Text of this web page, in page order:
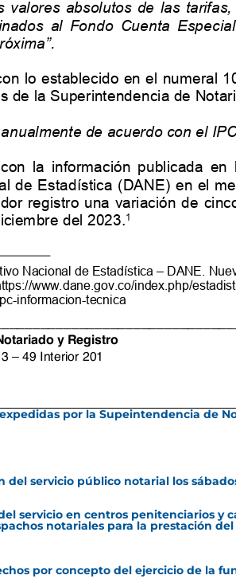
por la Supeintendencia de
servicio público notarial los
servicio en centros penitenciarios y
notariales para la prestación
por concepto del ejercicio de la